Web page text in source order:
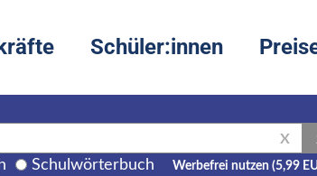
Schüler:innen
X
Schulwörterbuch Werbefrei nutzen (5,99